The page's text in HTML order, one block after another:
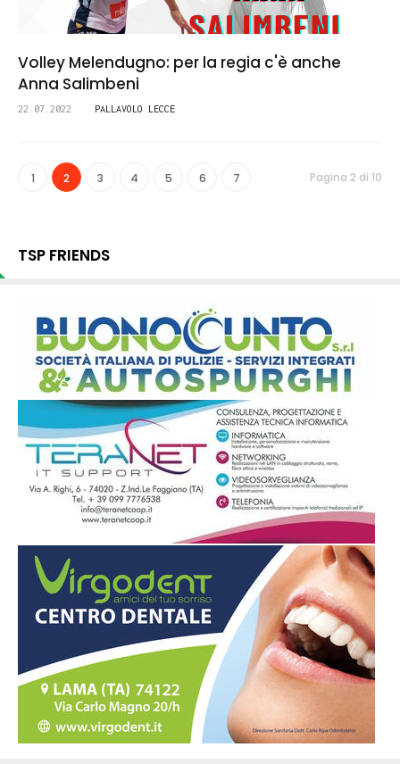
Volley Melendugno: per la regia c'è anche
Anna Salimbeni
22.07.2022 PALLAVOLO LECCE
1 2 3 4 5 6 7 Pagina 2 di 10
TSP FRIENDS